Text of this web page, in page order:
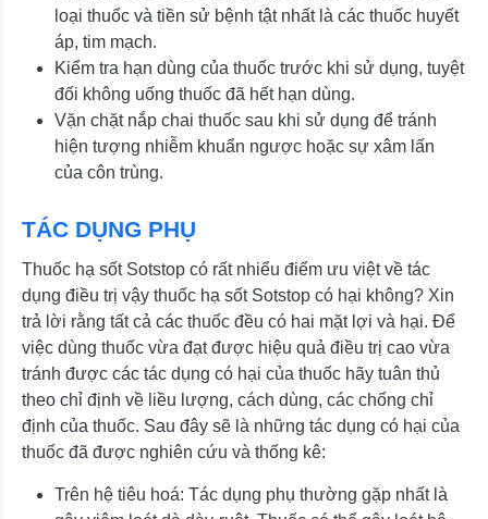
loại thuốc và tiền sử bệnh tật nhất là các thuốc huyết
áp, tim mạch.
Kiểm tra hạn dùng của thuốc trước khi sử dụng, tuyệt
đối không uống thuốc đã hết hạn dùng.
Vặn chặt nắp chai thuốc sau khi sử dụng để tránh
hiện tượng nhiễm khuẩn ngược hoặc sự xâm lấn
của côn trùng.
TÁC DỤNG PHỤ
Thuốc hạ sốt Sotstop có rất nhiểu điểm ưu việt về tác
dụng điều trị vậy thuốc hạ sốt Sotstop có hại không? Xin
trả lời rằng tất cả các thuốc đều có hai mặt lợi và hại. Để
việc dùng thuốc vừa đạt được hiệu quả điều trị cao vừa
tránh được các tác dụng có hại của thuốc hãy tuân thủ
theo chỉ định về liều lượng, cách dùng, các chống chỉ
định của thuốc. Sau đây sẽ là những tác dụng có hại của
thuốc đã được nghiên cứu và thống kê:
Trên hệ tiêu hoá: Tác dụng phụ thường gặp nhất là